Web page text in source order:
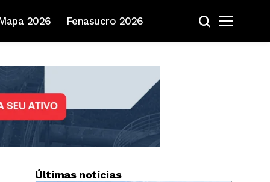
2026 Fenasucro 2026
Últimas notícias